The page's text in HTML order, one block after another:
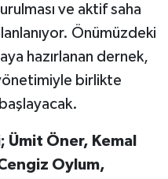
ve aktif saha
Önümüzdeki
hazırlanan dernek,
birlikte
Ümit Öner, Kemal
Oylum,